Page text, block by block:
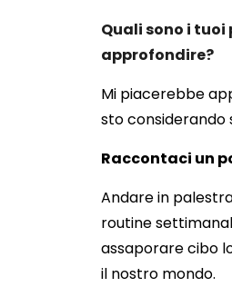
Quali sono i
approfondire?
Mi piacerebbe
sto considerando
Raccontaci un
Andare in
routine
assaporare cibo
il nostro mondo.